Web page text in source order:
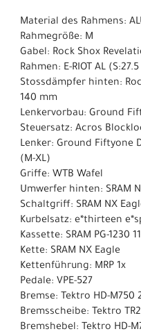
Material des Rahmens:
Rahmegröße: M
Gabel: Rock Shox
Rahmen: E-RIOT AL
Stossdämpfer hinten:
140 mm
Lenkervorbau: Ground
Steuersatz: Acros
Lenker: Ground Fiftyone
(M-XL)
Griffe: WTB Wafel
Umwerfer hinten: SRAM
Schaltgriff: SRAM NX
Kurbelsatz: e*thirteen
Kassette: SRAM PG-1230
Kette: SRAM NX Eagle
Kettenführung: MRP 1x
Pedale: VPE-527
Bremse: Tektro HD-M750
Bremsscheibe: Tektro
Bremshebel: Tektro HD-